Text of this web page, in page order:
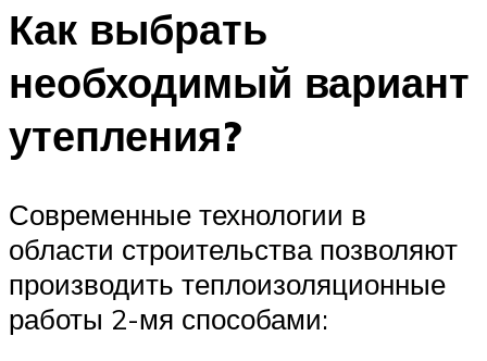
Как выбрать
необходимый вариант
утепления?
Современные технологии в
области строительства позволяют
производить теплоизоляционные
работы 2-мя способами: